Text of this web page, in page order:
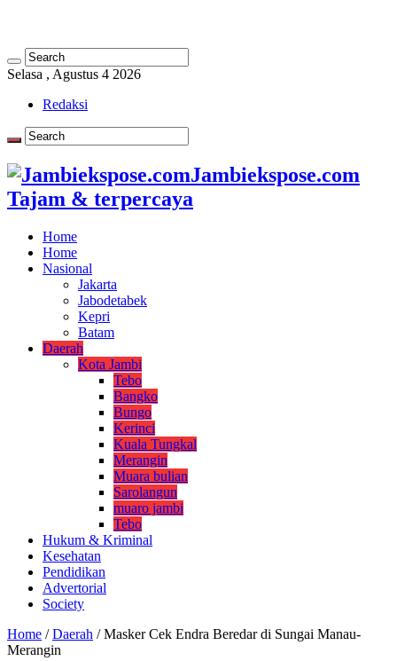
Selasa , Agustus 4 2026
Redaksi
Jambiekspose.com
Tajam & terpercaya
Home
Home
Nasional
Jakarta
Jabodetabek
Kepri
Batam
Daerah
Kota Jambi
Tebo
Bangko
Bungo
Kerinci
Kuala Tungkal
Merangin
Muara bulian
Sarolangun
muaro jambi
Tebo
Hukum & Kriminal
Kesehatan
Pendidikan
Advertorial
Society
Home / Daerah / Masker Cek Endra Beredar di Sungai Manau-
Merangin